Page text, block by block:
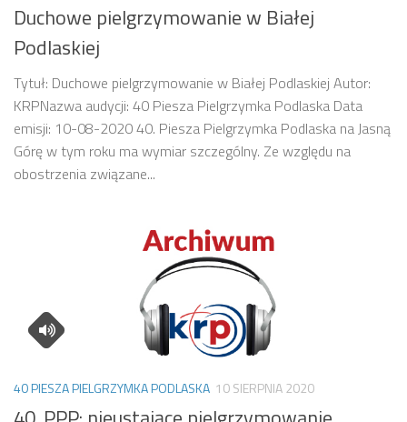
Duchowe pielgrzymowanie w Białej
Podlaskiej
Tytuł: Duchowe pielgrzymowanie w Białej Podlaskiej Autor:
KRPNazwa audycji: 40 Piesza Pielgrzymka Podlaska Data
emisji: 10-08-2020 40. Piesza Pielgrzymka Podlaska na Jasną
Górę w tym roku ma wymiar szczególny. Ze względu na
obostrzenia związane...
40 PIESZA PIELGRZYMKA PODLASKA 10 SIERPNIA 2020